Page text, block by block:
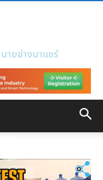
นายช่างมาแชร์